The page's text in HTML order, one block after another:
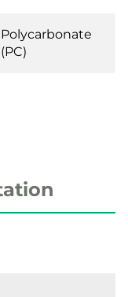
Polycarbonate
(PC)